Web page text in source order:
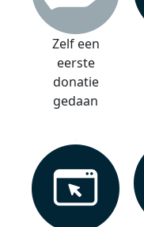
Zelf een
eerste
donatie
gedaan